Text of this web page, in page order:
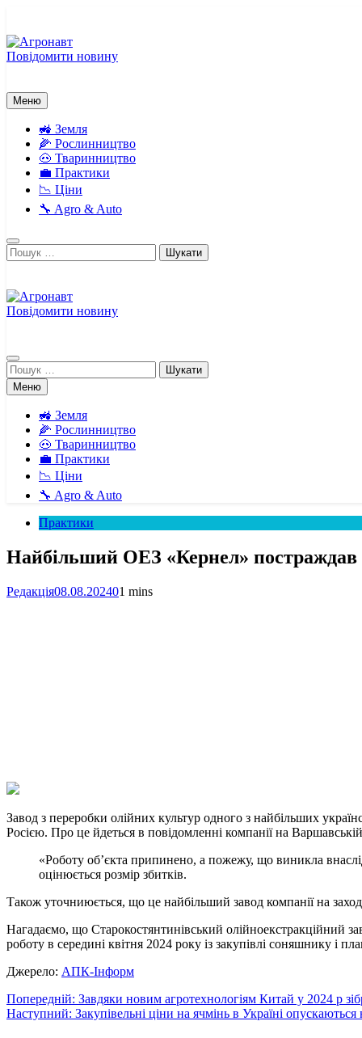
вмісту
Повідомити новину
Меню
🚜 Земля
🌽 Рослинництво
🐽 Тваринництво
💼 Практики
📉 Ціни
🔧 Agro & Auto
Пошук:
Повідомити новину
Пошук:
Меню
🚜 Земля
🌽 Рослинництво
🐽 Тваринництво
💼 Практики
📉 Ціни
🔧 Agro & Auto
Практики
Найбільший ОЕЗ «Кернел» постраждав
Редакція08.08.202401 mins
Link
Print
Завод з переробки олійних культур одного з найбільших
Росією. Про це йдеться в повідомленні компанії на
«Роботу об’єкта припинено, а пожежу, що виникла
оцінюється розмір збитків.
Також уточниюється, що це найбільший завод компанії на
Нагадаємо, що Старокостянтинівський олійноекстракційний
роботу в середині квітня 2024 року із закупівлі соняшнику і
Джерело: АПК-Інформ
Навігація
записів
Попередній: Завдяки новим агротехнологіям Китай у 2024 р
Наступний: Закупівельні ціни на ячмінь в Україні